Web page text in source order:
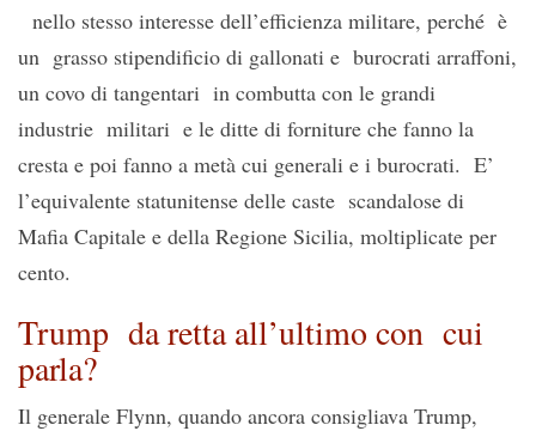
nello stesso interesse dell’efficienza militare, perché è
un grasso stipendificio di gallonati e burocrati arraffoni,
un covo di tangentari in combutta con le grandi
industrie militari e le ditte di forniture che fanno la
cresta e poi fanno a metà cui generali e i burocrati. E’
l’equivalente statunitense delle caste scandalose di
Mafia Capitale e della Regione Sicilia, moltiplicate per
cento.
Trump da retta all’ultimo con cui
parla?
Il generale Flynn, quando ancora consigliava Trump,